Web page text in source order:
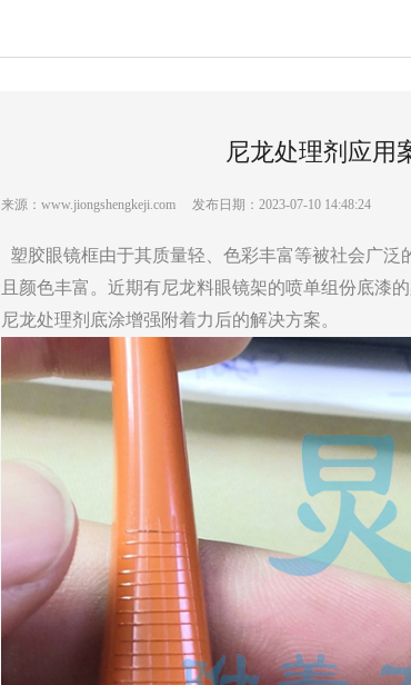
尼龙处理剂应用
来源：www.jiongshengkeji.com 发布日期：2023-07-10 14:48:24
塑胶眼镜框由于其质量轻、色彩丰富等被社会广
且颜色丰富。近期有尼龙料眼镜架的喷单组份底漆
尼龙处理剂底涂增强附着力后的解决方案。